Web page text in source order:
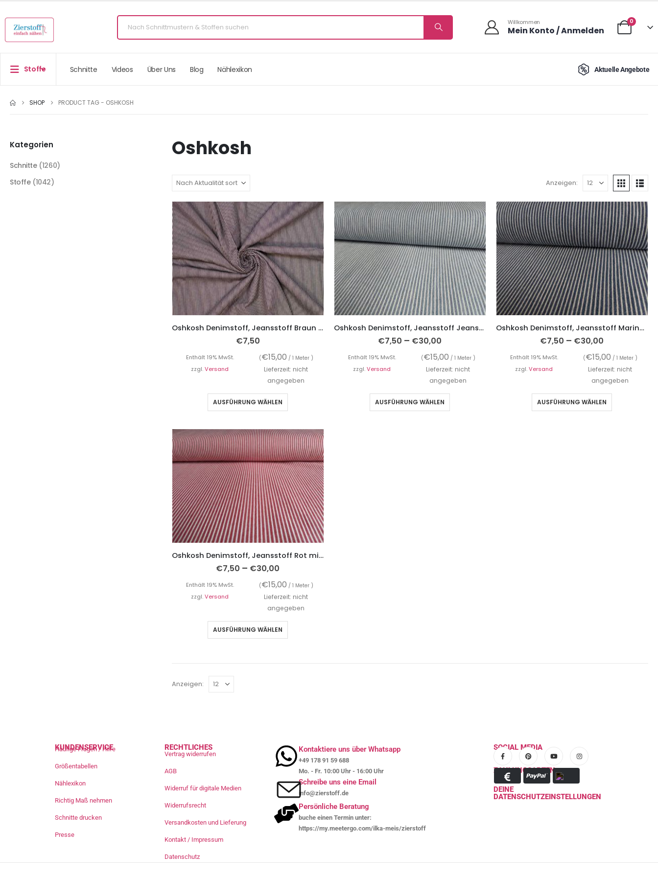
Willkommen
Mein Konto / Anmelden
0
Stoffe Schnitte Videos Über Uns Blog Nählexikon Aktuelle Angebote
SHOP PRODUCT TAG - OSHKOSH
Oshkosh
Anzeigen:
Oshkosh Denimstoff, Jeansstoff Braun mit weißen Streifen
€7,50
Enthält 19% MwSt. (€15,00 / 1 Meter )
zzgl.Versand
Lieferzeit: nicht
angegeben
AUSFÜHRUNG WÄHLEN
Oshkosh Denimstoff, Jeansstoff Jeansblau mit weißen Streifen
€7,50 – €30,00
Enthält 19% MwSt. (€15,00 / 1 Meter )
zzgl.Versand
Lieferzeit: nicht
angegeben
AUSFÜHRUNG WÄHLEN
Oshkosh Denimstoff, Jeansstoff Marine mit weißen Streifen
€7,50 – €30,00
Enthält 19% MwSt. (€15,00 / 1 Meter )
zzgl.Versand
Lieferzeit: nicht
angegeben
AUSFÜHRUNG WÄHLEN
Oshkosh Denimstoff, Jeansstoff Rot mit weißen Streifen
€7,50 – €30,00
Enthält 19% MwSt. (€15,00 / 1 Meter )
zzgl.Versand
Lieferzeit: nicht
angegeben
AUSFÜHRUNG WÄHLEN
Anzeigen:
Kategorien
Schnitte (1260)
Stoffe (1042)
KUNDENSERVICE
Häufige Fragen / Hilfe
Größentabellen
Nählexikon
Richtig Maß nehmen
Schnitte drucken
Presse
RECHTLICHES
Vertrag widerrufen
AGB
Widerruf für digitale Medien
Widerrufsrecht
Versandkosten und Lieferung
Kontakt / Impressum
Datenschutz
Kontaktiere uns über Whatsapp
+49 178 91 59 688
Mo. - Fr. 10:00 Uhr - 16:00 Uhr
Schreibe uns eine Email
info@zierstoff.de
Persönliche Beratung
buche einen Termin unter:
https://my.meetergo.com/ilka-meis/zierstoff
SOCIAL MEDIA
ZAHLUNGSARTEN
DEINE
DATENSCHUTZEINSTELLUNGEN